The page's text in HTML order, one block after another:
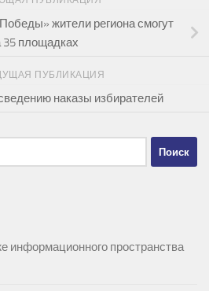
жители региона смогут
35 площадках
ПУБЛИКАЦИЯ
наказы избирателей
информационного пространства